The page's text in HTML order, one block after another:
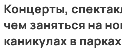
Концерты,
чем заняться на
каникулах в парках